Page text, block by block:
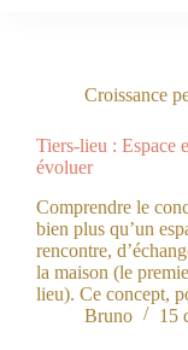
Croissance
Tiers-lieu : Espace
évoluer
Comprendre le
bien plus qu’un
rencontre,
la maison (le
lieu). Ce concept,
Bruno
15